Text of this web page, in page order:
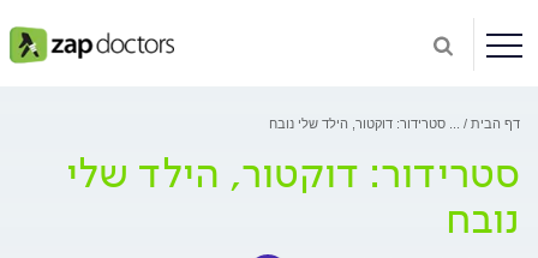
דף הבית סטרידור: דוקטור, הילד שלי נובח
סטרידור: דוקטור, הילד שלי
נובח